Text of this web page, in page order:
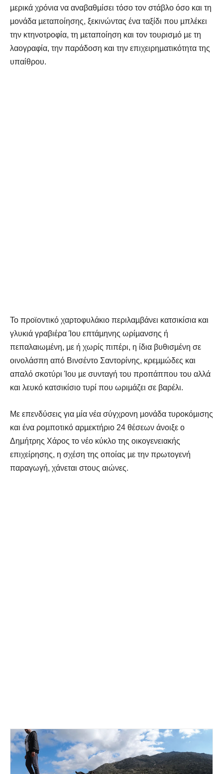
µερικά χρόνια να αναβαθµίσει τόσο τον στάβλο όσο και τη
µονάδα µεταποίησης, ξεκινώντας ένα ταξίδι που µπλέκει
την κτηνοτροφία, τη µεταποίηση και τον τουρισµό µε τη
λαογραφία, την παράδοση και την επιχειρηµατικότητα της
υπαίθρου.
Το προϊοντικό χαρτοφυλάκιο περιλαµβάνει κατσικίσια και
γλυκιά γραβιέρα Ίου επτάµηνης ωρίµανσης ή
πεπαλαιωµένη, µε ή χωρίς πιπέρι, η ίδια βυθισµένη σε
οινολάσπη από Βινσέντο Σαντορίνης, κρεµµώδες και
απαλό σκοτύρι Ίου µε συνταγή του προπάππου του αλλά
και λευκό κατσικίσιο τυρί που ωριµάζει σε βαρέλι.
Με επενδύσεις για µία νέα σύγχρονη µονάδα τυροκόµισης
και ένα ροµποτικό αρµεκτήριο 24 θέσεων άνοιξε ο
Δηµήτρης Χάρος το νέο κύκλο της οικογενειακής
επιχείρησης, η σχέση της οποίας µε την πρωτογενή
παραγωγή, χάνεται στους αιώνες.